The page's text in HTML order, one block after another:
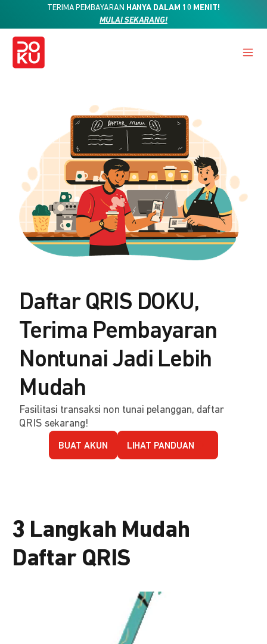
TERIMA PEMBAYARAN HANYA DALAM 10 MENIT!
MULAI SEKARANG!
Daftar QRIS DOKU,
Terima Pembayaran
Nontunai Jadi Lebih
Mudah
Fasilitasi transaksi non tunai pelanggan, daftar
QRIS sekarang!
BUAT AKUN LIHAT PANDUAN
3 Langkah Mudah
Daftar QRIS